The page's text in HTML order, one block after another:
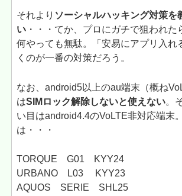
それより ソーシャルハッキング対策を
い ・・・てか、プロにガチで狙われた
何やっても無駄。「安易にアプリ入れ
くのが一番の対策だろう。
なお、android5以上のau端末（概ね
はSIMロック解除しないと使えない。
い目はandroid4.4のVoLTE非対応端末
は・・・
TORQUE G01 KYY24
URBANO L03 KYY23
AQUOS SERIE SHL25